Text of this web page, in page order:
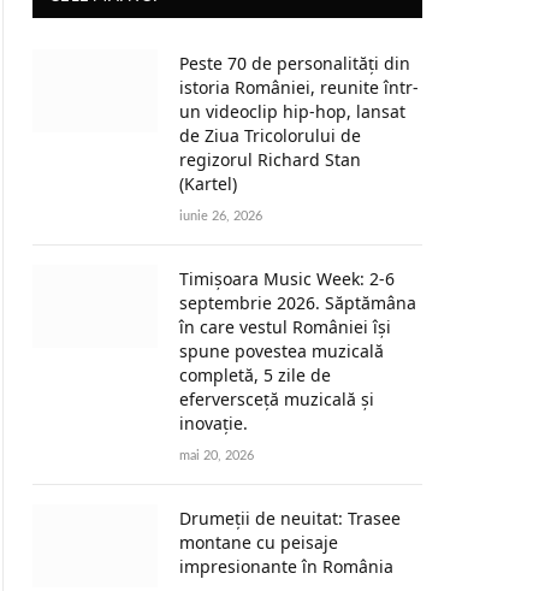
Peste 70 de personalități din
istoria României, reunite într-
un videoclip hip-hop, lansat
de Ziua Tricolorului de
regizorul Richard Stan
(Kartel)
iunie 26, 2026
Timișoara Music Week: 2-6
septembrie 2026. Săptămâna
în care vestul României își
spune povestea muzicală
completă, 5 zile de
eferversceță muzicală și
inovație.
mai 20, 2026
Drumeții de neuitat: Trasee
montane cu peisaje
impresionante în România